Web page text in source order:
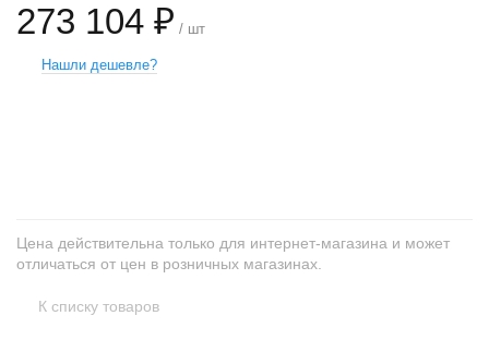
273 104 ₽ / шт
Нашли дешевле?
Цена действительна только для интернет-магазина и может
отличаться от цен в розничных магазинах.
К списку товаров